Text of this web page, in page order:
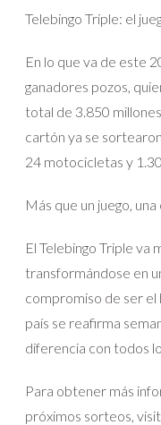
Telebingo Triple: el
En lo que va de este
ganadores pozos,
total de 3.850
cartón ya se
24 motocicletas y
Más que un juego,
El Telebingo Triple va
transformándose en
compromiso de ser el
país se reafirma
diferencia con todos
Para obtener más
próximos sorteos,